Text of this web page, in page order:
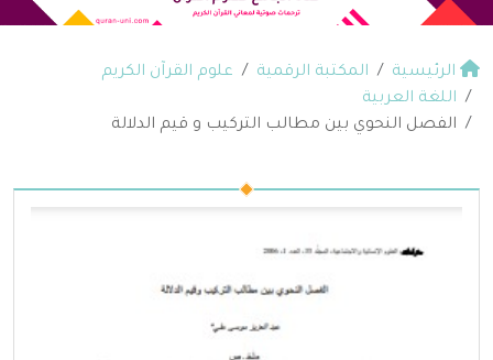
الرئيسية المكتبة الرقمية
علوم القرآن الكريم
اللغة العربية
الفصل النحوي بين مطالب التركيب و قيم الدلالة